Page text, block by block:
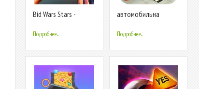
Bid Wars Stars -
аукционы
Подробнее...
автомобильна
бесплатно вождение
Подробнее...